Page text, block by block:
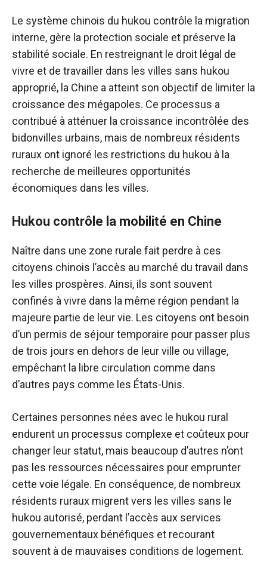
Le système chinois du hukou contrôle la migration
interne, gère la protection sociale et préserve la
stabilité sociale. En restreignant le droit légal de
vivre et de travailler dans les villes sans hukou
approprié, la Chine a atteint son objectif de limiter la
croissance des mégapoles. Ce processus a
contribué à atténuer la croissance incontrôlée des
bidonvilles urbains, mais de nombreux résidents
ruraux ont ignoré les restrictions du hukou à la
recherche de meilleures opportunités
économiques dans les villes.
Hukou contrôle la mobilité en Chine
Naître dans une zone rurale fait perdre à ces
citoyens chinois l’accès au marché du travail dans
les villes prospères. Ainsi, ils sont souvent
confinés à vivre dans la même région pendant la
majeure partie de leur vie. Les citoyens ont besoin
d’un permis de séjour temporaire pour passer plus
de trois jours en dehors de leur ville ou village,
empêchant la libre circulation comme dans
d’autres pays comme les États-Unis.
Certaines personnes nées avec le hukou rural
endurent un processus complexe et coûteux pour
changer leur statut, mais beaucoup d’autres n’ont
pas les ressources nécessaires pour emprunter
cette voie légale. En conséquence, de nombreux
résidents ruraux migrent vers les villes sans le
hukou autorisé, perdant l’accès aux services
gouvernementaux bénéfiques et recourant
souvent à de mauvaises conditions de logement.